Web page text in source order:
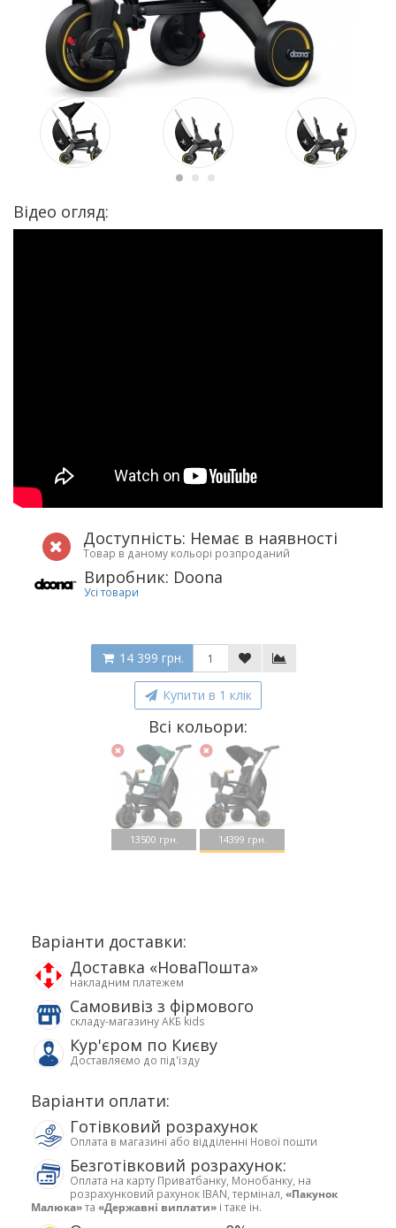
Відео огляд:
Доступність: Немає в наявності
Товар в даному кольорі розпроданий
Виробник: Doona
Усі товари
14 399 грн.
Купити в 1 клік
Всі кольори:
13500 грн. 14399 грн.
Варіанти доставки:
Доставка «НоваПошта»
накладним платежем
Самовивіз з фірмового
складу-магазину АКБ kids
Кур'єром по Києву
Доставляємо до під'їзду
Варіанти оплати:
Готівковий розрахунок
Оплата в магазині або відділенні Нової пошти
Безготівковий розрахунок:
Оплата на карту Приватбанку, Монобанку, на
розрахунковий рахунок IBAN, термінал, «Пакунок
Малюка»та «Державні виплати» і таке ін.